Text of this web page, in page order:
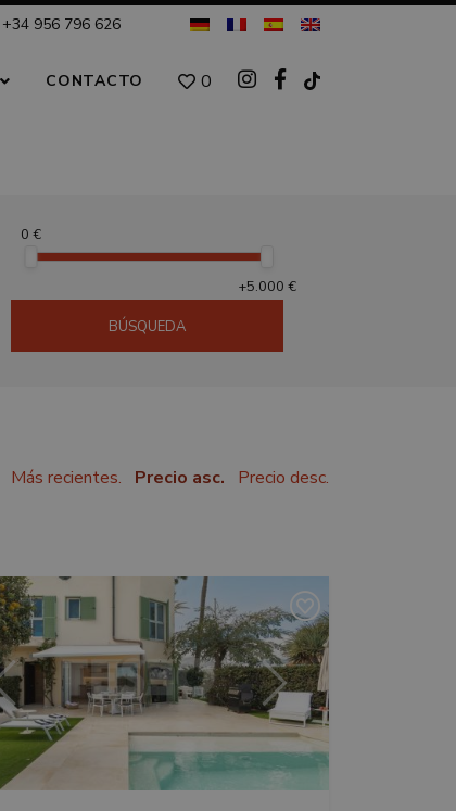
+34 956 796 626
0
CONTACTO
0 €
+5.000 €
BÚSQUEDA
Más recientes. Precio asc. Precio desc.
Anterior Siguiente